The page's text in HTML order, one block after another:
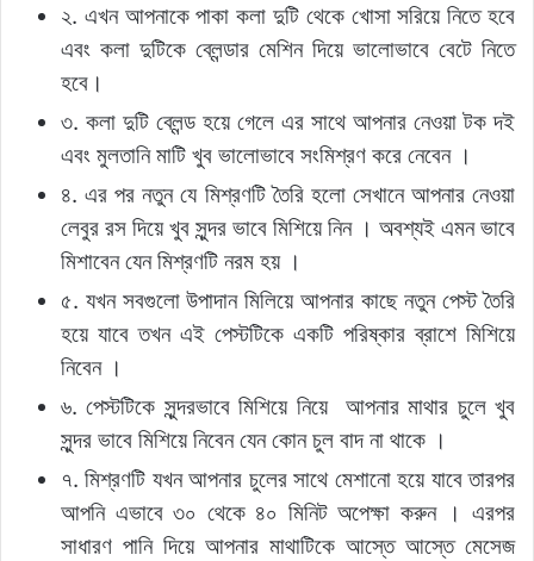
২. এখন আপনাকে পাকা কলা দুটি থেকে খোসা সরিয়ে নিতে হবে
এবং কলা দুটিকে ব্লেন্ডার মেশিন দিয়ে ভালোভাবে বেটে নিতে
হবে।
৩. কলা দুটি ব্লেন্ড হয়ে গেলে এর সাথে আপনার নেওয়া টক দই
এবং মুলতানি মাটি খুব ভালোভাবে সংমিশ্রণ করে নেবেন ।
৪. এর পর নতুন যে মিশ্রণটি তৈরি হলো সেখানে আপনার নেওয়া
লেবুর রস দিয়ে খুব সুন্দর ভাবে মিশিয়ে নিন । অবশ্যই এমন ভাবে
মিশাবেন যেন মিশ্রণটি নরম হয় ।
৫. যখন সবগুলো উপাদান মিলিয়ে আপনার কাছে নতুন পেস্ট তৈরি
হয়ে যাবে তখন এই পেস্টটিকে একটি পরিষ্কার ব্রাশে মিশিয়ে
নিবেন ।
৬. পেস্টটিকে সুন্দরভাবে মিশিয়ে নিয়ে আপনার মাথার চুলে খুব
সুন্দর ভাবে মিশিয়ে নিবেন যেন কোন চুল বাদ না থাকে ।
৭. মিশ্রণটি যখন আপনার চুলের সাথে মেশানো হয়ে যাবে তারপর
আপনি এভাবে ৩০ থেকে ৪০ মিনিট অপেক্ষা করুন । এরপর
সাধারণ পানি দিয়ে আপনার মাথাটিকে আস্তে আস্তে মেসেজ